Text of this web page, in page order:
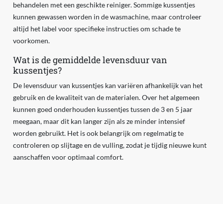
behandelen met een geschikte reiniger. Sommige kussentjes
kunnen gewassen worden in de wasmachine, maar controleer
altijd het label voor specifieke instructies om schade te
voorkomen.
Wat is de gemiddelde levensduur van
kussentjes?
De levensduur van kussentjes kan variëren afhankelijk van het
gebruik en de kwaliteit van de materialen. Over het algemeen
kunnen goed onderhouden kussentjes tussen de 3 en 5 jaar
meegaan, maar dit kan langer zijn als ze minder intensief
worden gebruikt. Het is ook belangrijk om regelmatig te
controleren op slijtage en de vulling, zodat je tijdig nieuwe kunt
aanschaffen voor optimaal comfort.